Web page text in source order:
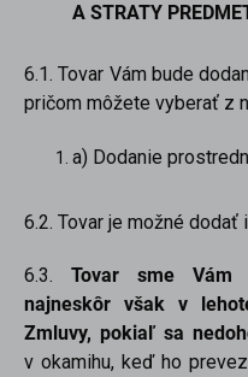
A STRATY
6.1. Tovar Vám bude
pričom môžete vyberať z
a) Dodanie
6.2. Tovar je možné
6.3. Tovar sme Vám
najneskôr však v
Zmluvy, pokiaľ sa
v okamihu, keď ho